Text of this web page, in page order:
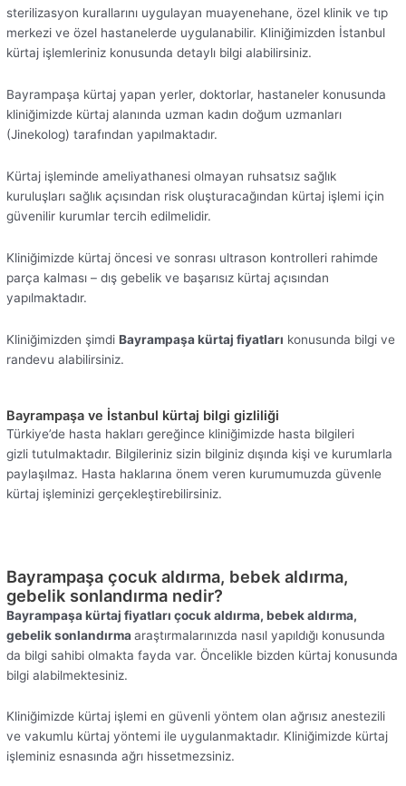
sterilizasyon kurallarını uygulayan muayenehane, özel klinik ve tıp
merkezi ve özel hastanelerde uygulanabilir. Kliniğimizden İstanbul
kürtaj işlemleriniz konusunda detaylı bilgi alabilirsiniz.
Bayrampaşa kürtaj yapan yerler, doktorlar, hastaneler konusunda
kliniğimizde kürtaj alanında uzman kadın doğum uzmanları
(Jinekolog) tarafından yapılmaktadır.
Kürtaj işleminde ameliyathanesi olmayan ruhsatsız sağlık
kuruluşları sağlık açısından risk oluşturacağından kürtaj işlemi için
güvenilir kurumlar tercih edilmelidir.
Kliniğimizde kürtaj öncesi ve sonrası ultrason kontrolleri rahimde
parça kalması – dış gebelik ve başarısız kürtaj açısından
yapılmaktadır.
Kliniğimizden şimdiBayrampaşa kürtaj fiyatları konusunda bilgi ve
randevu alabilirsiniz.
Bayrampaşa ve İstanbul kürtaj bilgi gizliliği
Türkiye’de hasta hakları gereğince kliniğimizde hasta bilgileri
gizli tutulmaktadır. Bilgileriniz sizin bilginiz dışında kişi ve kurumlarla
paylaşılmaz. Hasta haklarına önem veren kurumumuzda güvenle
kürtaj işleminizi gerçekleştirebilirsiniz.
Bayrampaşa çocuk aldırma, bebek aldırma,
gebelik sonlandırma nedir?
Bayrampaşa kürtaj fiyatları çocuk aldırma, bebek aldırma,
gebelik sonlandırmaaraştırmalarınızda nasıl yapıldığı konusunda
da bilgi sahibi olmakta fayda var. Öncelikle bizden kürtaj konusunda
bilgi alabilmektesiniz.
Kliniğimizde kürtaj işlemi en güvenli yöntem olan ağrısız anestezili
ve vakumlu kürtaj yöntemi ile uygulanmaktadır. Kliniğimizde kürtaj
işleminiz esnasında ağrı hissetmezsiniz.